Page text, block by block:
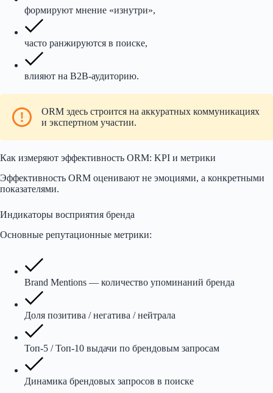
формируют мнение «изнутри»,
часто ранжируются в поиске,
влияют на B2B-аудиторию.
ORM здесь строится на аккуратных коммуникациях
и экспертном участии.
Как измеряют эффективность ORM: KPI и метрики
Эффективность ORM оценивают не эмоциями, а конкретными
показателями.
Индикаторы восприятия бренда
Основные репутационные метрики:
Brand Mentions — количество упоминаний бренда
Доля позитива / негатива / нейтрала
Топ-5 / Топ-10 выдачи по брендовым запросам
Динамика брендовых запросов в поиске